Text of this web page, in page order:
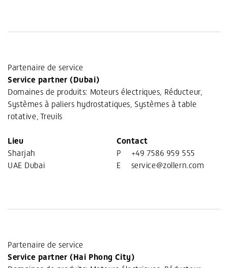
Partenaire de service
Service partner (Dubai)
Domaines de produits: Moteurs électriques, Réducteur,
Systèmes à paliers hydrostatiques, Systèmes à table
rotative, Treuils
Lieu
Sharjah
UAE Dubai
Contact
P
+49 7586 959 555
E
service@zollern.com
Partenaire de service
Service partner (Hai Phong City)